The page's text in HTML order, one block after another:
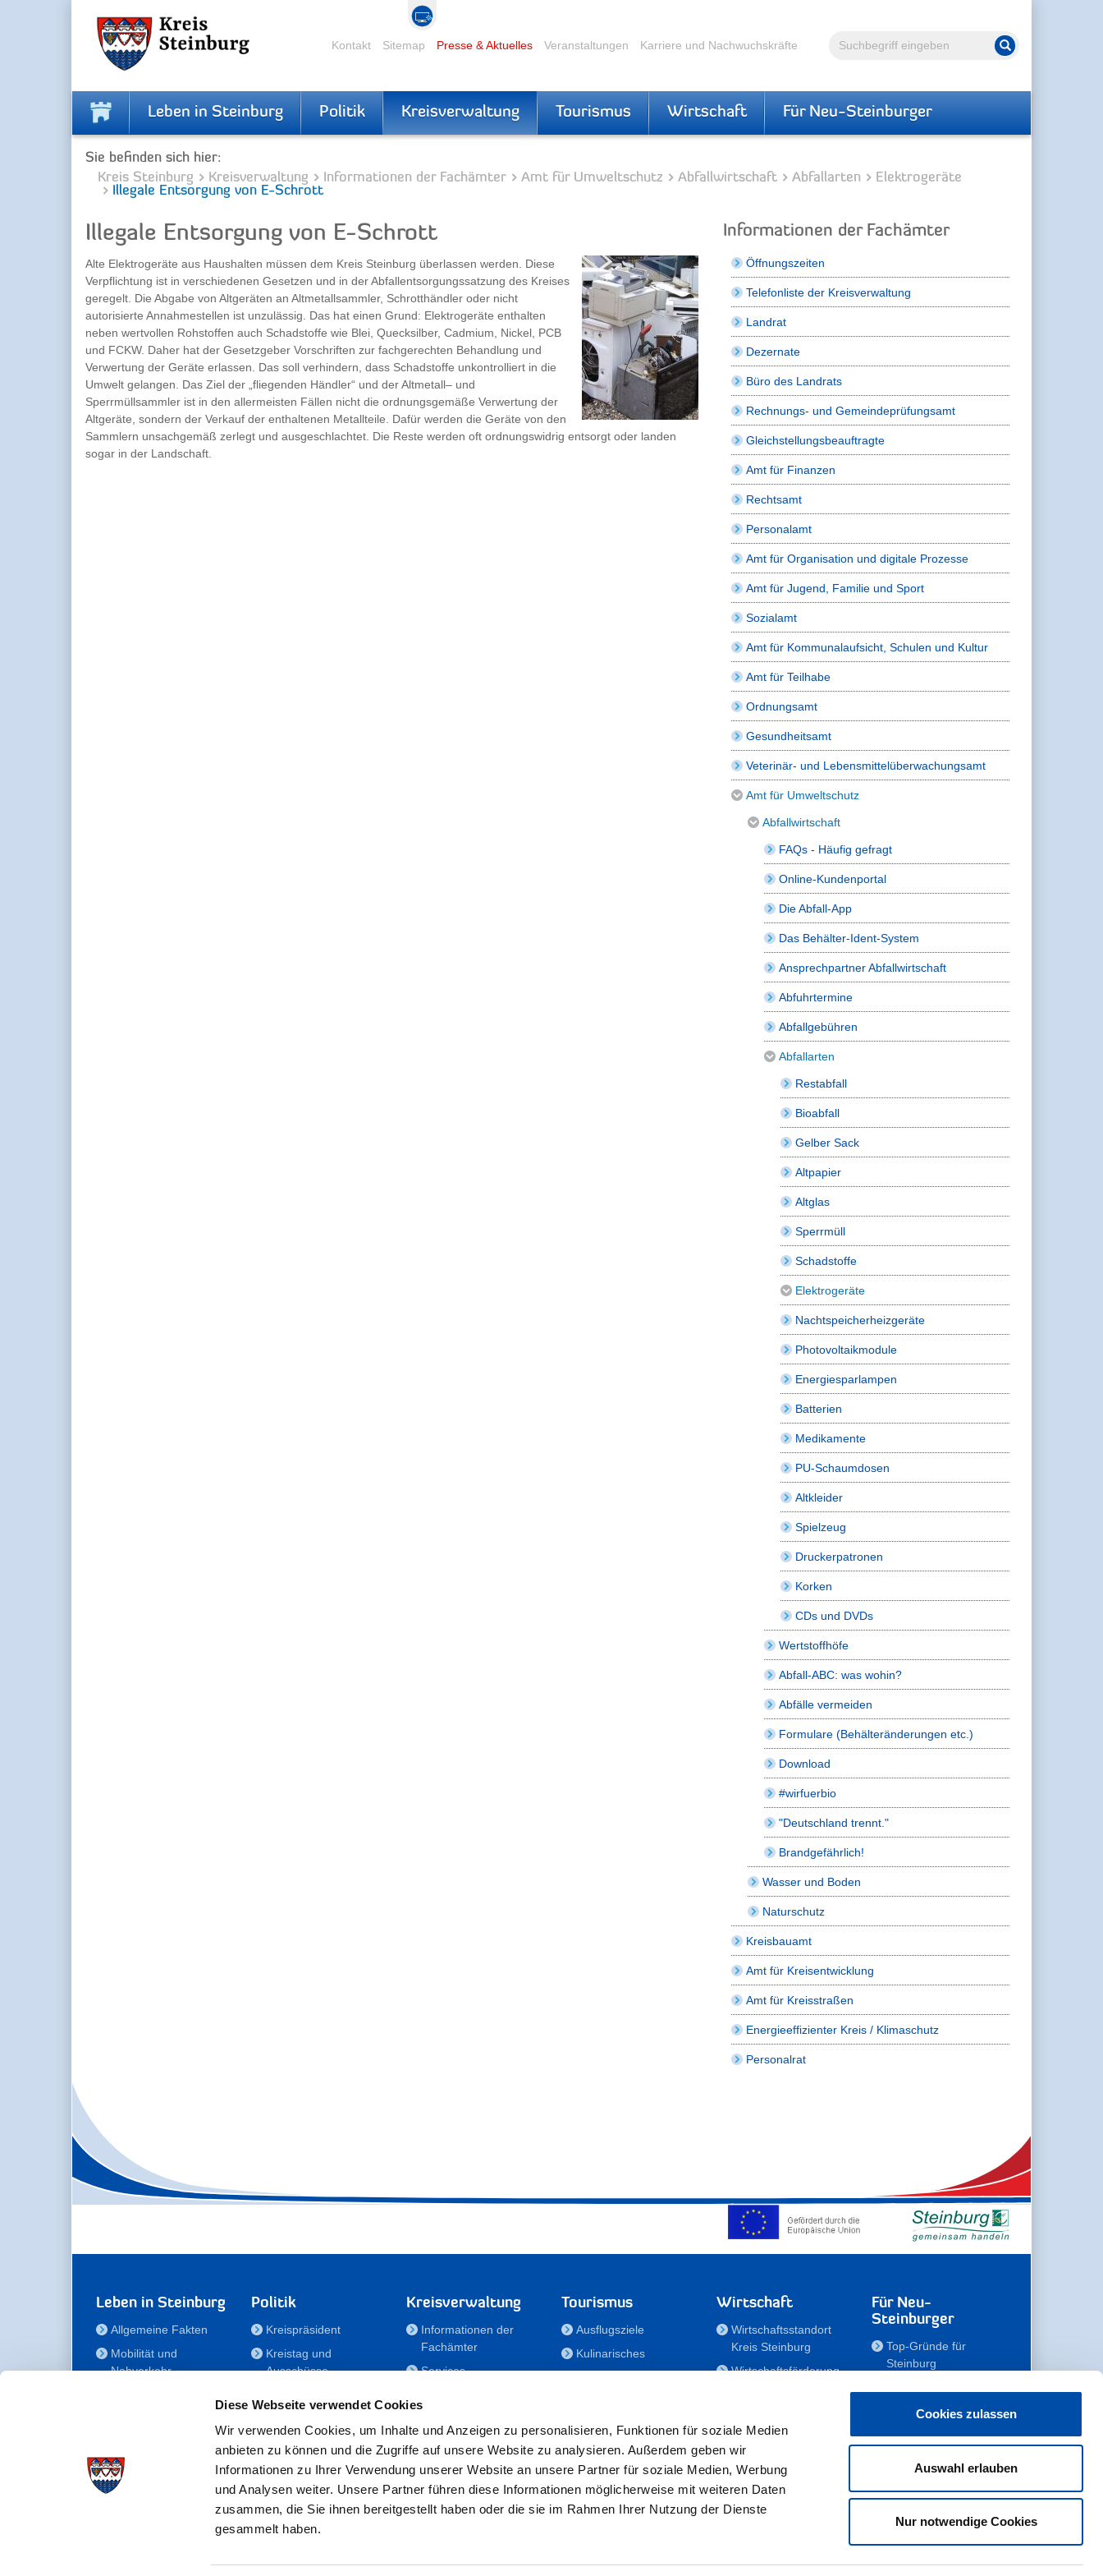
Diese Webseite verwendet Cookies
Wir verwenden Cookies, um Inhalte und Anzeigen zu personalisieren, Funktionen für soziale Medien
anbieten zu können und die Zugriffe auf unsere Website zu analysieren. Außerdem geben wir
Informationen zu Ihrer Verwendung unserer Website an unsere Partner für soziale Medien, Werbung
und Analysen weiter. Unsere Partner führen diese Informationen möglicherweise mit weiteren Daten
zusammen, die Sie ihnen bereitgestellt haben oder die sie im Rahmen Ihrer Nutzung der Dienste
gesammelt haben.
Cookies zulassen
Auswahl erlauben
Nur notwendige Cookies
Volltextsuche Suche starten
Kontakt Sitemap Presse & Aktuelles Veranstaltungen Karriere und Nachwuchskräfte
Leben in Steinburg Politik Kreisverwaltung Tourismus Wirtschaft Für Neu-Steinburger
Sie befinden sich hier:
Kreis Steinburg
Kreisverwaltung Informationen der Fachämter Amt für Umweltschutz Abfallwirtschaft Abfallarten
Elektrogeräte
Illegale Entsorgung von E-Schrott
Illegale Entsorgung von E-Schrott
Alte Elektrogeräte aus Haushalten müssen dem Kreis Steinburg überlassen werden. Diese
Verpflichtung ist in verschiedenen Gesetzen und in der Abfallentsorgungssatzung des Kreises
geregelt. Die Abgabe von Altgeräten an Altmetallsammler, Schrotthändler oder nicht
autorisierte Annahmestellen ist unzulässig. Das hat einen Grund: Elektrogeräte enthalten
neben wertvollen Rohstoffen auch Schadstoffe wie Blei, Quecksilber, Cadmium, Nickel, PCB
und FCKW. Daher hat der Gesetzgeber Vorschriften zur fachgerechten Behandlung und
Verwertung der Geräte erlassen. Das soll verhindern, dass Schadstoffe unkontrolliert in die
Umwelt gelangen. Das Ziel der „fliegenden Händler“ und der Altmetall– und
Sperrmüllsammler ist in den allermeisten Fällen nicht die ordnungsgemäße Verwertung der
Altgeräte, sondern der Verkauf der enthaltenen Metallteile. Dafür werden die Geräte von den
Sammlern unsachgemäß zerlegt und ausgeschlachtet. Die Reste werden oft ordnungswidrig entsorgt oder landen
sogar in der Landschaft.
Informationen der Fachämter
Öffnungszeiten
Telefonliste der Kreisverwaltung
Landrat
Dezernate
Büro des Landrats
Rechnungs- und Gemeindeprüfungsamt
Gleichstellungsbeauftragte
Amt für Finanzen
Rechtsamt
Personalamt
Amt für Organisation und digitale Prozesse
Amt für Jugend, Familie und Sport
Sozialamt
Amt für Kommunalaufsicht, Schulen und Kultur
Amt für Teilhabe
Ordnungsamt
Gesundheitsamt
Veterinär- und Lebensmittelüberwachungsamt
Amt für Umweltschutz
Abfallwirtschaft
FAQs - Häufig gefragt
Online-Kundenportal
Die Abfall-App
Das Behälter-Ident-System
Ansprechpartner Abfallwirtschaft
Abfuhrtermine
Abfallgebühren
Abfallarten
Restabfall
Bioabfall
Gelber Sack
Altpapier
Altglas
Sperrmüll
Schadstoffe
Elektrogeräte
Nachtspeicherheizgeräte
Photovoltaikmodule
Energiesparlampen
Batterien
Medikamente
PU-Schaumdosen
Altkleider
Spielzeug
Druckerpatronen
Korken
CDs und DVDs
Wertstoffhöfe
Abfall-ABC: was wohin?
Abfälle vermeiden
Formulare (Behälteränderungen etc.)
Download
#wirfuerbio
"Deutschland trennt."
Brandgefährlich!
Wasser und Boden
Naturschutz
Kreisbauamt
Amt für Kreisentwicklung
Amt für Kreisstraßen
Energieeffizienter Kreis / Klimaschutz
Personalrat
Leben in Steinburg
Allgemeine Fakten
Mobilität und
Nahverkehr
Gesundheit
Bildung
Politik
Kreispräsident
Kreistag und
Ausschüsse
für Menschen mit
Behinderung
Der
Kreisseniorenbeirat
Förderstiftung
Fördergesellschaft/Sportförderung
Kreisverwaltung
Informationen der
Fachämter
Services
Nachwuchskräfte
Notdienste
Bekanntmachungen
Formulare/Downloads
RSS-Feeds
Tourismus
Ausflugsziele
Kulinarisches
Veranstaltungen
Wirtschaft
Wirtschaftsstandort
Kreis Steinburg
Wirtschaftsförderung
Zahlen, Daten,
Fakten
Gewerbeflächen
Für Neu-
Steinburger
Top-Gründe für
Steinburg
Meine Immobilie
Erholen